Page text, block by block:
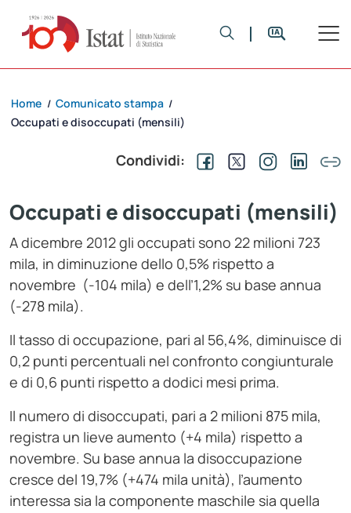
Home / Comunicato stampa /
Occupati e disoccupati (mensili)
Condividi:
Occupati e disoccupati (mensili)
A dicembre 2012 gli occupati sono 22 milioni 723
mila, in diminuzione dello 0,5% rispetto a
novembre (-104 mila) e dell’1,2% su base annua
(-278 mila).
Il tasso di occupazione, pari al 56,4%, diminuisce di
0,2 punti percentuali nel confronto congiunturale
e di 0,6 punti rispetto a dodici mesi prima.
Il numero di disoccupati, pari a 2 milioni 875 mila,
registra un lieve aumento (+4 mila) rispetto a
novembre. Su base annua la disoccupazione
cresce del 19,7% (+474 mila unità), l’aumento
interessa sia la componente maschile sia quella